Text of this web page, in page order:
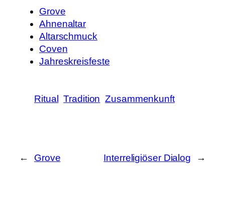
Grove
Ahnenaltar
Altarschmuck
Coven
Jahreskreisfeste
Ritual Tradition Zusammenkunft
← Grove Interreligiöser Dialog →